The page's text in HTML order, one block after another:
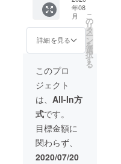
援の程、宜
しくお願い
致します。
年08
月
詳細を見る
こ
の
リ
タ
ー
ン
を
選
択
す
る
このプロ
ジェクト
は、 All-In方
式です。
目標金額に
関わらず、
2020/07/20